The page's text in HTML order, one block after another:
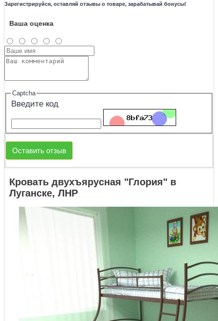
Зарегистрируйся, оставляй отзывы о товаре, зарабатывай бонусы!
Ваша оценка
Captcha
Введите код
Оставить отзыв
Кровать двухъярусная "Глория" в
Луганске, ЛНР